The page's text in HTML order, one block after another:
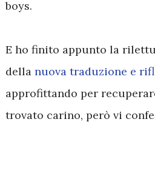
boys.
E ho finito appunto la
della nuova traduzione e
approfittando per
trovato carino, però vi